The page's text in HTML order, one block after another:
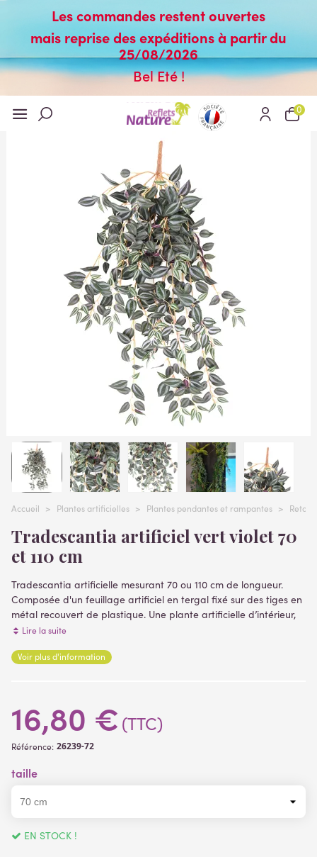
Les commandes restent ouvertes
mais reprise des expéditions à partir du
25/08/2026
Bel Eté !
0
Accueil > Plantes artificielles > Plantes pendantes et rampantes >
Tradescantia artificiel vert violet 70
et 110 cm
Tradescantia artificielle mesurant 70 ou 110 cm de longueur.
Composée d'un feuillage artificiel en tergal fixé sur des tiges en
métal recouvert de plastique. Une plante artificielle d’intérieur,
dont les feuilles sont panachées d'une déclinaison de verts et.
de pouvoir la piquer dans un support.
Lire la suite
Voir plus d'information
16,80 € (TTC)
Référence: 26239-72
taille
EN STOCK !